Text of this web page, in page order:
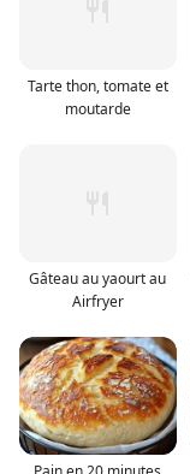
Tarte thon, tomate et
moutarde
Gâteau au yaourt au
Airfryer